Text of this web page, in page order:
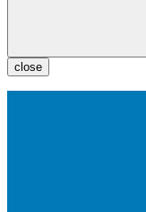
close